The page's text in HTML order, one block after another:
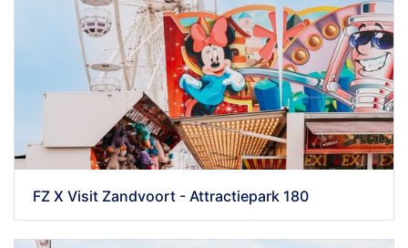
FZ X Visit Zandvoort - Attractiepark 180